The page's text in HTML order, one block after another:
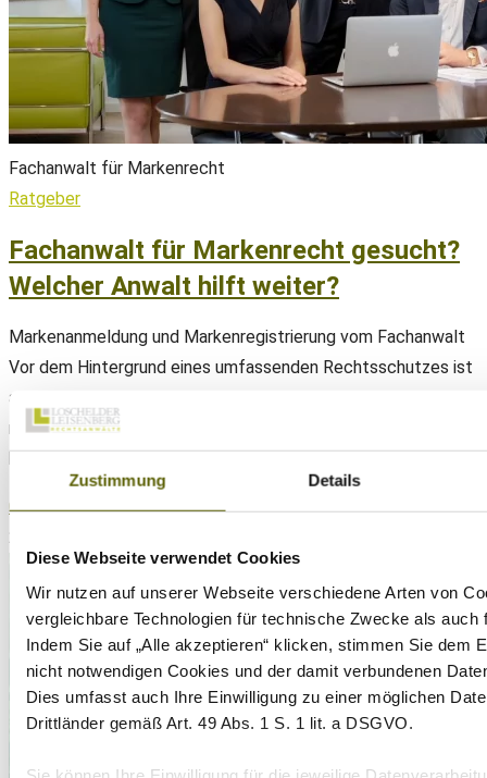
Zustimmung Details
Diese Webseite verwendet Cookies
Wir nutzen auf unserer Webseite verschiedene Arten von
vergleichbare Technologien für technische Zwecke als auch
Indem Sie auf „Alle akzeptieren“ klicken, stimmen Sie dem
nicht notwendigen Cookies und der damit verbundenen
Dies umfasst auch Ihre Einwilligung zu einer möglichen
Drittländer gemäß Art. 49 Abs. 1 S. 1 lit. a DSGVO.
Fachanwalt für Markenrecht
Ratgeber
Fachanwalt für Markenrecht gesucht?
Welcher Anwalt hilft weiter?
Markenanmeldung und Markenregistrierung vom Fachanwalt
Vor dem Hintergrund eines umfassenden Rechtsschutzes ist
also zunächst die Anmeldung und Registrierung einer Marke
ratsam. Dabei kann die Eintragung einer nationalen Marke
0 Kommentare
24. November 2023